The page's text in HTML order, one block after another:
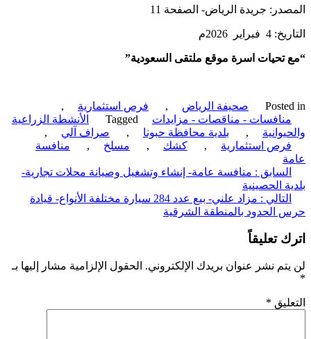
جريدة الرياض- الصفحة 11
2026م
تحيات اسرة موقع ملتقى السعودية”
صحيفة الرياض , فرص استثمارية
,
- مناقصات - مزايدات
Tagged
الأنشطة الزراعية
, بلدية محافظة حبونا , صراف آلي
,
استثمارية
, كشك , مسلخ ,
منافسة
: منافسة عامة- إنشاء وتشغيل وصيانة محلات تجارية-
الحصينية
:
مزاد علني- بيع عدد 284 سيارة مختلفة الأنواع- قيادة
الحدود بالمنطقة الشرقية
تعليقاً
نشر عنوان بريدك الإلكتروني. الحقول الإلزامية مشار إليها بـ
*